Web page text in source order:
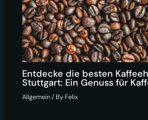
Entdecke die besten
Stuttgart: Ein Genuss für
Allgemein/ By Felix